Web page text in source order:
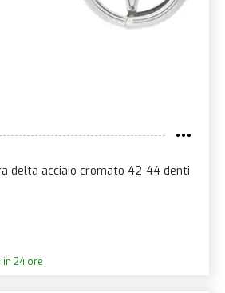
delta acciaio cromato 42-44 denti
in 24 ore